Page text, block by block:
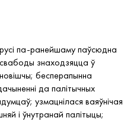
па-ранейшаму паўсюдна
знаходзяцца ў
бесперапынна
да палітычных
узмацнілася ваяўнічая
і ўнутранай палітыцы;